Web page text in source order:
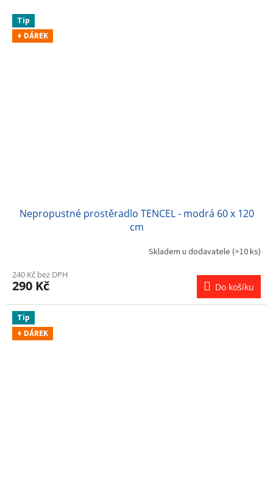
Tip
+ DÁREK
Nepropustné prostěradlo TENCEL - modrá 60 x 120
cm
Skladem u dodavatele (>10 ks)
240 Kč bez DPH
290 Kč Do košíku
Tip
+ DÁREK